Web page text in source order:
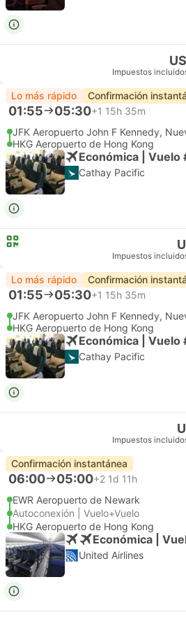
Impuestos
Lo más rápido Confirmación
01:55 05:30+1 15h 35m
JFK Aeropuerto John F Kennedy,
HKG Aeropuerto de Hong Kong
Económica | Vuelo
Cathay Pacific
Impuestos
Lo más rápido Confirmación
01:55 05:30+1 15h 35m
JFK Aeropuerto John F Kennedy,
HKG Aeropuerto de Hong Kong
Económica | Vuelo
Cathay Pacific
Impuestos
Confirmación instantánea
06:00 05:00+2 1d 11h
EWR Aeropuerto de Newark
Autoconexión | Vuelo+Vuelo
HKG Aeropuerto de Hong Kong
Económica |
United Airlines